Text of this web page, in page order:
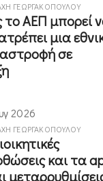
ΓΕΩΡΓΑΚΟΠΟΎΛΟΥ
ΑΕΠ μπορεί
μια
σε
2026
ΓΕΩΡΓΑΚΟΠΟΎΛΟΥ
και τα